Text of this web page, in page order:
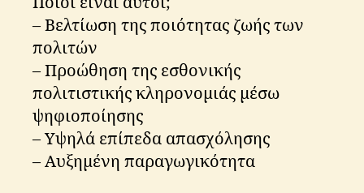
– Βελτίωση της ποιότητας ζωής των
πολιτών
– Προώθηση της εσθονικής
πολιτιστικής κληρονομιάς μέσω
ψηφιοποίησης
– Υψηλά επίπεδα απασχόλησης
– Αυξημένη παραγωγικότητα